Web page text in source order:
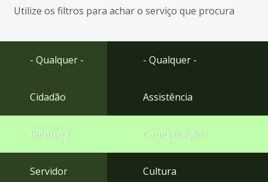
busca
Ir
Utilize os filtros para achar o serviço que procura
- Qualquer -
Cidadão
Empresa
Servidor
- Qualquer -
Assistência
Comunicação
Cultura